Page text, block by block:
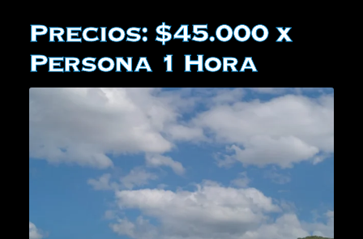
Precios: $45.000 x
Persona 1 Hora